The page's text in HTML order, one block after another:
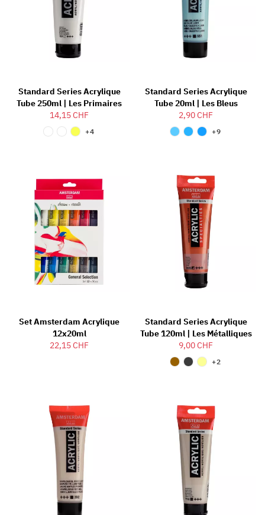
Standard Series Acrylique
Tube 250ml | Les Primaires
14,15 CHF
+4
Standard Series Acrylique
Tube 20ml | Les Bleus
2,90 CHF
+9
Set Amsterdam Acrylique
12x20ml
22,15 CHF
Standard Series Acrylique
Tube 120ml | Les Métalliques
9,00 CHF
+2